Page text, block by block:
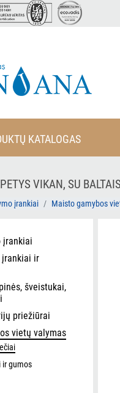
KATALOGAS
VIKAN, SU
įrankiai Maisto gamybos
įrankiai
įrankiai ir
šveistukai,
priežiūrai
vietų valymas
ir gumos